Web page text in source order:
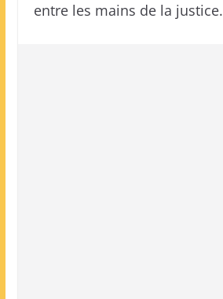
entre les mains de la justice.